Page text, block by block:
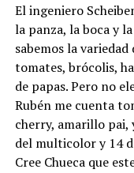
El ingeniero
la panza, la boca y
sabemos la variedad
tomates, brócolis,
de papas. Pero no
Rubén me cuenta
cherry, amarillo pai,
del multicolor y 14
Cree Chueca que